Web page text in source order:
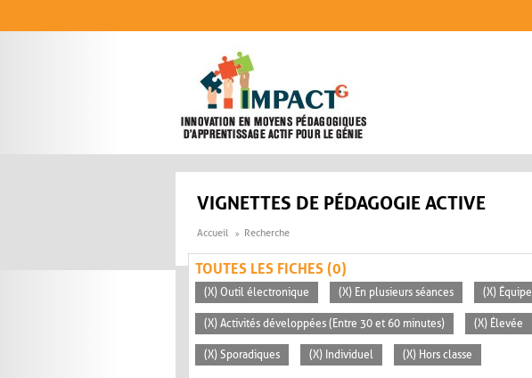
VIGNETTES DE PÉDAGOGIE ACTIVE
Accueil Recherche
TOUTES LES FICHES (0)
(X) Outil électronique (X) En plusieurs séances (X) Équipe
(X) Activités développées (Entre 30 et 60 minutes) (X) Élevée
(X) Sporadiques (X) Individuel (X) Hors classe